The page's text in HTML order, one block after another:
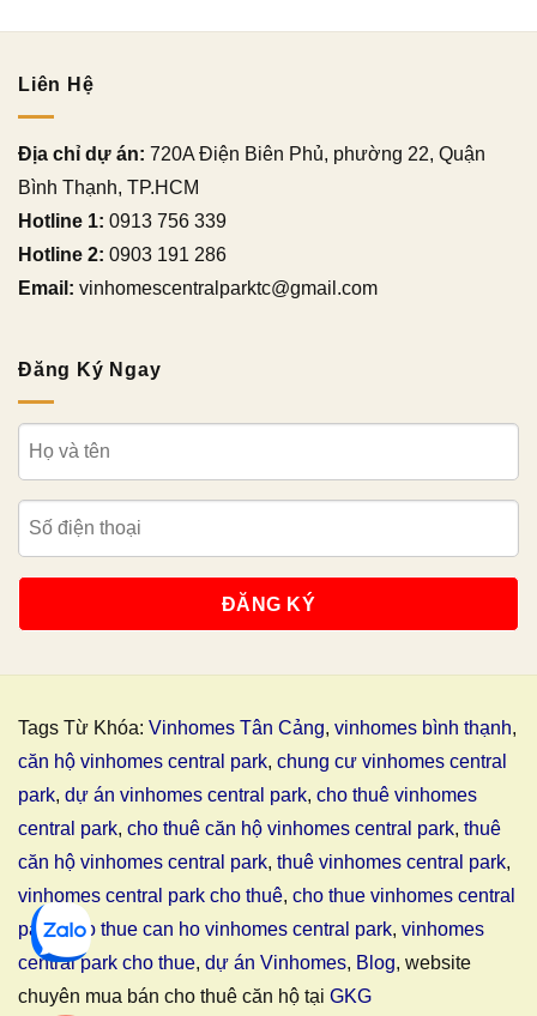
Liên Hệ
Địa chỉ dự án: 720A Điện Biên Phủ, phường 22, Quận
Bình Thạnh, TP.HCM
Hotline 1: 0913 756 339
Hotline 2: 0903 191 286
Email: vinhomescentralparktc@gmail.com
Đăng Ký Ngay
Tags Từ Khóa: Vinhomes Tân Cảng, vinhomes bình thạnh,
căn hộ vinhomes central park, chung cư vinhomes central
park, dự án vinhomes central park, cho thuê vinhomes
central park, cho thuê căn hộ vinhomes central park, thuê
căn hộ vinhomes central park, thuê vinhomes central park,
vinhomes central park cho thuê, cho thue vinhomes central
park,cho thue can ho vinhomes central park, vinhomes
central park cho thue, dự án Vinhomes, Blog, website
chuyên mua bán cho thuê căn hộ tại GKG